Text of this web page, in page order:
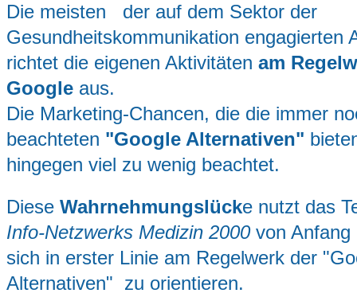
Die meisten der auf dem Sektor der
Gesundheitskommunikation engagierten
richtet die eigenen Aktivitäten am
Google aus.
Die Marketing-Chancen, die die immer
beachteten "Google Alternativen"
hingegen viel zu wenig beachtet.
Diese Wahrnehmungslücke nutzt das
Info-Netzwerks Medizin 2000 von
sich in erster Linie am Regelwerk der
Alternativen" zu orientieren.